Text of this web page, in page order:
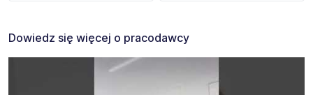
Dowiedz się więcej o pracodawcy